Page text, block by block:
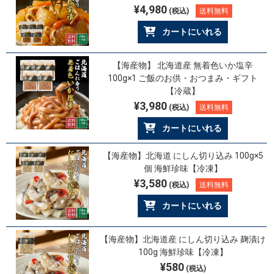
¥4,980(税込) 送料無料
カートにいれる
【海産物】 北海道産 無着色いか塩辛
100g×1 ご飯のお供・おつまみ・ギフト
【冷蔵】
¥3,980(税込) 送料無料
カートにいれる
【海産物】北海道 にしん切り込み 100g×5
個 海鮮珍味【冷凍】
¥3,580(税込) 送料無料
カートにいれる
【海産物】北海道産 にしん切り込み 麹漬け
100g 海鮮珍味【冷凍】
¥580(税込)